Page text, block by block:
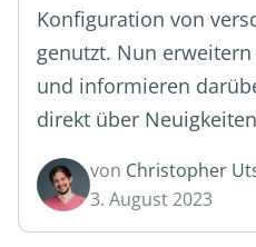
Konfiguration von
genutzt. Nun
und informieren
direkt über
von Christopher
3. August 2023